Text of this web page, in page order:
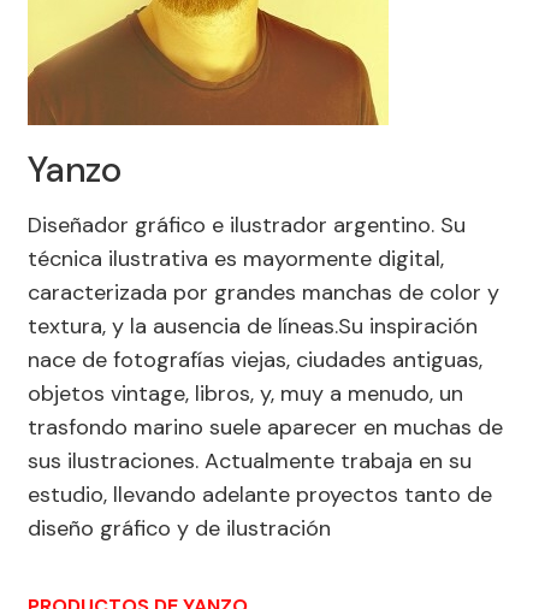
Yanzo
Diseñador gráfico e ilustrador argentino. Su
técnica ilustrativa es mayormente digital,
caracterizada por grandes manchas de color y
textura, y la ausencia de líneas.Su inspiración
nace de fotografías viejas, ciudades antiguas,
objetos vintage, libros, y, muy a menudo, un
trasfondo marino suele aparecer en muchas de
sus ilustraciones. Actualmente trabaja en su
estudio, llevando adelante proyectos tanto de
diseño gráfico y de ilustración